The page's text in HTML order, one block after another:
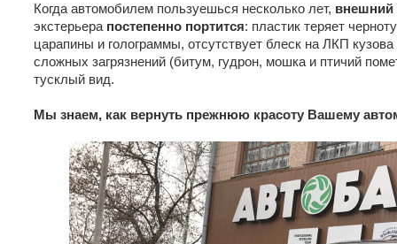
Когда автомобилем пользуешься несколько лет, внешний
экстерьера постепенно портится: пластик теряет
царапины и голограммы, отсутствует блеск на ЛКП
сложных загрязнений (битум, гудрон, мошка и птичий
тусклый вид.
Мы знаем, как вернуть прежнюю красоту Вашему